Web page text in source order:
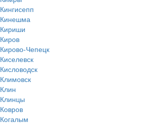
Кингисепп
Кинешма
Кириши
Киров
Кирово-Чепецк
Киселевск
Кисловодск
Климовск
Клин
Клинцы
Ковров
Когалым